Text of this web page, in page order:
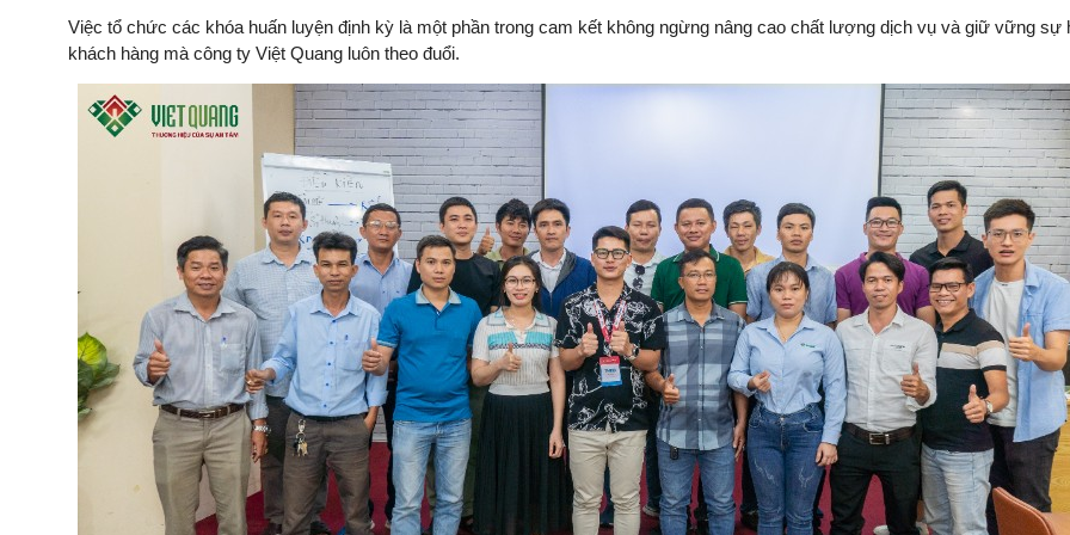
Việc tổ chức các khóa huấn luyện định kỳ là một phần trong cam kết không ngừng nâng cao chất lượng dịch vụ và giữ vững sự
khách hàng mà công ty Việt Quang luôn theo đuổi.